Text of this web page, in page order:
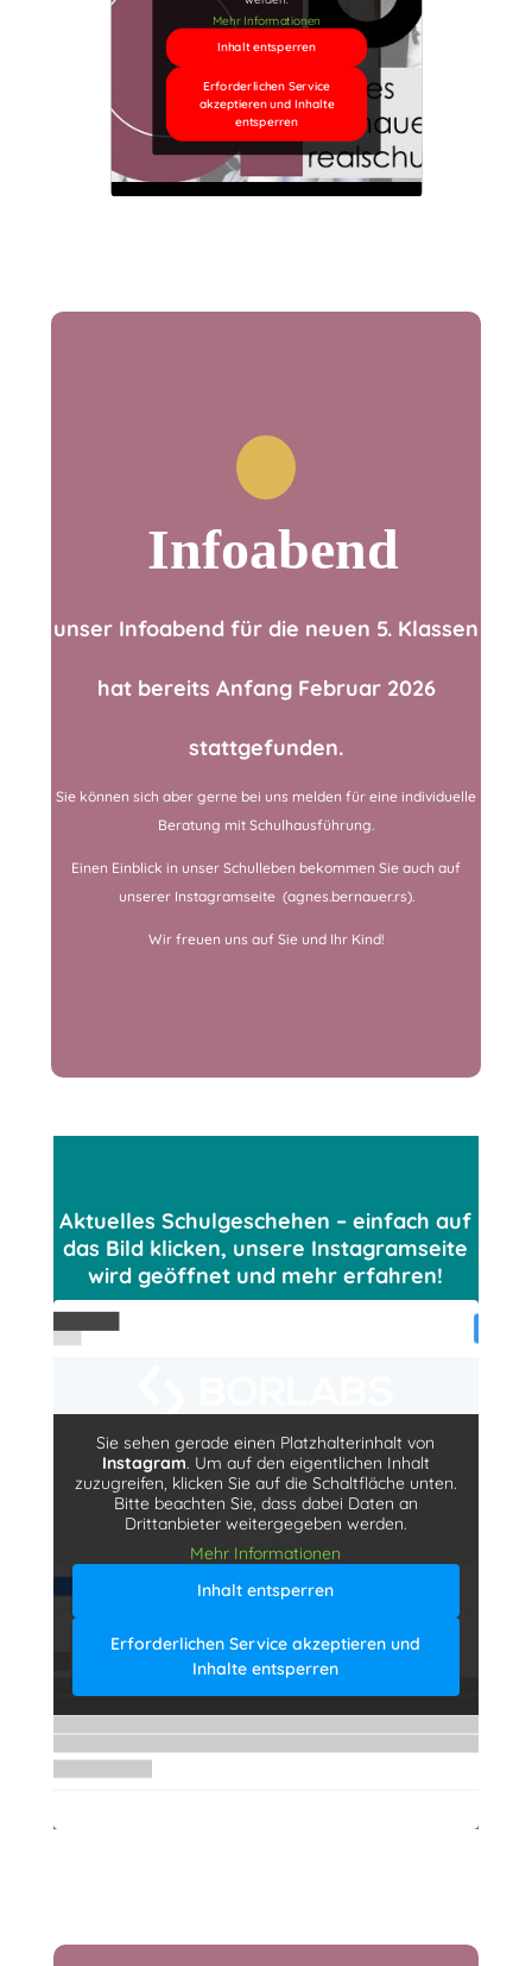
Mehr Informationen
Inhalt entsperren
Erforderlichen Service
akzeptieren und Inhalte
entsperren
Infoabend
unser Infoabend für die neuen 5. Klassen
hat bereits Anfang Februar 2026
stattgefunden.
Sie können sich aber gerne bei uns melden für eine individuelle
Beratung mit Schulhausführung.
Einen Einblick in unser Schulleben bekommen Sie auch auf
unserer Instagramseite (agnes.bernauer.rs).
Wir freuen uns auf Sie und Ihr Kind!
Aktuelles Schulgeschehen – einfach auf
das Bild klicken, unsere Instagramseite
wird geöffnet und mehr erfahren!
Sie sehen gerade einen Platzhalterinhalt von
Instagram. Um auf den eigentlichen Inhalt
zuzugreifen, klicken Sie auf die Schaltfläche unten.
Bitte beachten Sie, dass dabei Daten an
Drittanbieter weitergegeben werden.
Mehr Informationen
Inhalt entsperren
Erforderlichen Service akzeptieren und
Inhalte entsperren